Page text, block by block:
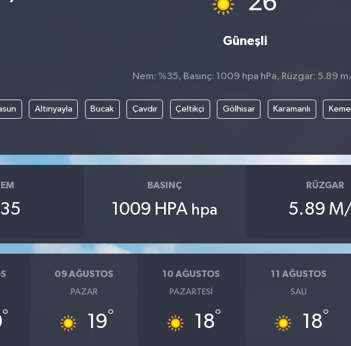
Güneşli
Nem: %35, Basınç: 1009 hpa hPa, Rüzgar: 5.89
Altınyayla Bucak Çavdır Çeltikçi Gölhisar Karamanlı
BASINÇ
1009 HPA hpa
RÜZGAR
5.89
°
09 AĞUSTOS
PAZAR
19°
10 AĞUSTOS
PAZARTESI
18°
11 AĞUSTOS
SALI
18°